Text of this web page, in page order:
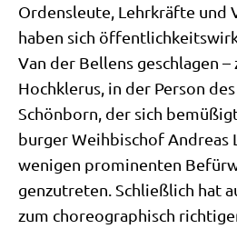
Ordens­leu­te, Lehr­kräf­te und
haben sich
Van der Bel­lens geschla­gen
Hoch­kle­rus, in der Per­son
Schön­born, der sich
bur­ger Weih­bi­schof Andre­as
weni­gen pro­mi­nen­ten
gen­zu­tre­ten. Schließ­lich hat
zum cho­reo­gra­phisch